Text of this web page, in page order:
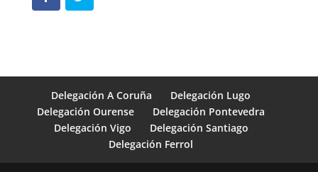
Delegación A Coruña
Delegación Lugo
Delegación Ourense
Delegación Pontevedra
Delegación Vigo
Delegación Santiago
Delegación Ferrol